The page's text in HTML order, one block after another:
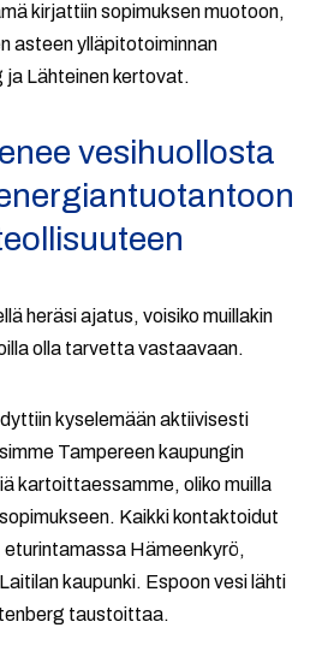
kirjattiin sopimuksen muotoon,
asteen ylläpitotoiminnan
ja Lähteinen kertovat.
vesihuollosta
heräsi ajatus, voisiko muillakin
olla tarvetta vastaavaan.
kyselemään aktiivisesti
Tampereen kaupungin
kartoittaessamme, oliko muilla
Kaikki kontaktoidut
Hämeenkyrö,
kaupunki. Espoon vesi lähti
taustoittaa.